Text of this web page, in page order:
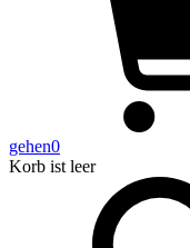
gehen0
Korb ist leer